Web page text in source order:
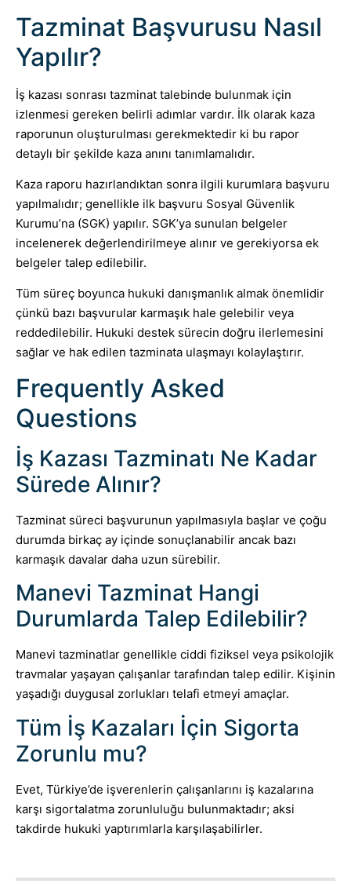
Tazminat Başvurusu Nasıl
Yapılır?
İş kazası sonrası tazminat talebinde bulunmak için
izlenmesi gereken belirli adımlar vardır. İlk olarak kaza
raporunun oluşturulması gerekmektedir ki bu rapor
detaylı bir şekilde kaza anını tanımlamalıdır.
Kaza raporu hazırlandıktan sonra ilgili kurumlara başvuru
yapılmalıdır; genellikle ilk başvuru Sosyal Güvenlik
Kurumu’na (SGK) yapılır. SGK’ya sunulan belgeler
incelenerek değerlendirilmeye alınır ve gerekiyorsa ek
belgeler talep edilebilir.
Tüm süreç boyunca hukuki danışmanlık almak önemlidir
çünkü bazı başvurular karmaşık hale gelebilir veya
reddedilebilir. Hukuki destek sürecin doğru ilerlemesini
sağlar ve hak edilen tazminata ulaşmayı kolaylaştırır.
Frequently Asked
Questions
İş Kazası Tazminatı Ne Kadar
Sürede Alınır?
Tazminat süreci başvurunun yapılmasıyla başlar ve çoğu
durumda birkaç ay içinde sonuçlanabilir ancak bazı
karmaşık davalar daha uzun sürebilir.
Manevi Tazminat Hangi
Durumlarda Talep Edilebilir?
Manevi tazminatlar genellikle ciddi fiziksel veya psikolojik
travmalar yaşayan çalışanlar tarafından talep edilir. Kişinin
yaşadığı duygusal zorlukları telafi etmeyi amaçlar.
Tüm İş Kazaları İçin Sigorta
Zorunlu mu?
Evet, Türkiye’de işverenlerin çalışanlarını iş kazalarına
karşı sigortalatma zorunluluğu bulunmaktadır; aksi
takdirde hukuki yaptırımlarla karşılaşabilirler.